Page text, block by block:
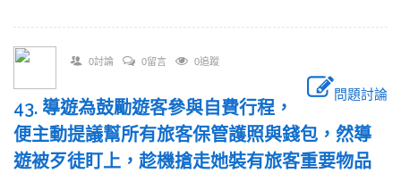
0討論 0留言 0追蹤
問題討論
43. 導遊為鼓勵遊客參與自費行程，
便主動提議幫所有旅客保管護照與錢包，然導
遊被歹徒盯上，趁機搶走她裝有旅客重要物品